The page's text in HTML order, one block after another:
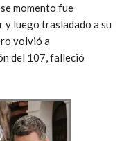
momento fue
y luego trasladado a su
volvió a
del 107, falleció